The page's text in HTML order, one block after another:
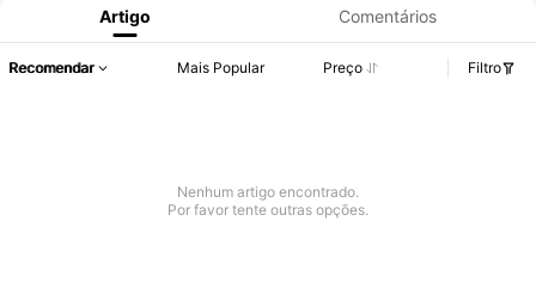
Artigo Comentários
Recomendar Mais Popular Preço Filtro
Nenhum artigo encontrado.
Por favor tente outras opções.